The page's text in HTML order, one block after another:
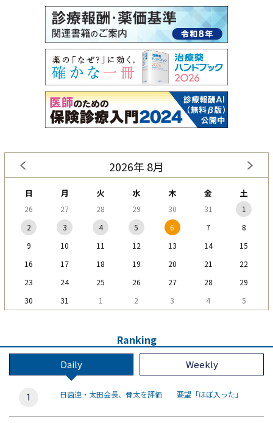
2026年 8月
日 月 火 水 木 金 土
26 27 28 29 30 31
1
2
3 4 5 6 7
8
9
10 11 12 13 14
15
16
17 18 19 20 21
22
23
24 25 26 27 28
29
30
31 1 2 3 4 5
Ranking
Daily Weekly
日歯連・太田会長、骨太を評価 要望「ほぼ入った」